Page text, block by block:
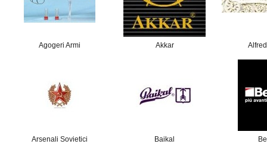
Agogeri Armi Akkar
Arsenali Sovietici Baikal